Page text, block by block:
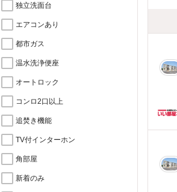
独立洗面台
エアコンあり
都市ガス
温水洗浄便座
オートロック
コンロ2口以上
追焚き機能
TV付インターホン
角部屋
新着のみ